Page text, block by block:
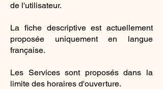
de l'utilisateur.
La fiche descriptive est actuellement
proposée uniquement en langue
française.
Les Services sont proposés dans la
limite des horaires d'ouverture.